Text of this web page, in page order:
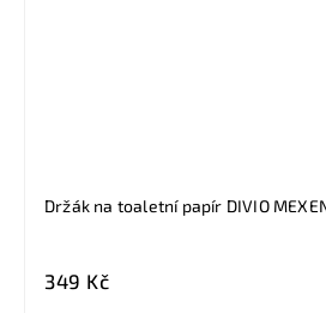
Držák na toaletní papír DIVIO
349 Kč